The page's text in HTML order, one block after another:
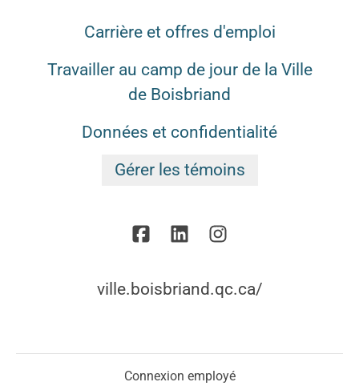
Carrière et offres d'emploi
Travailler au camp de jour de la Ville
de Boisbriand
Données et confidentialité
Gérer les témoins
ville.boisbriand.qc.ca/
Connexion employé